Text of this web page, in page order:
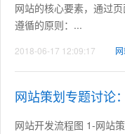
网站的核心要素，通过
遵循的原则：...
2018-06-17 12:09:17
网站策划专题讨论
网站开发流程图 1-网站